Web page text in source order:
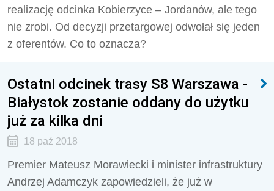
realizację odcinka Kobierzyce – Jordanów, ale tego
nie zrobi. Od decyzji przetargowej odwołał się jeden
z oferentów. Co to oznacza?
Ostatni odcinek trasy S8 Warszawa -
Białystok zostanie oddany do użytku
już za kilka dni
18 paź 2018
Premier Mateusz Morawiecki i minister infrastruktury
Andrzej Adamczyk zapowiedzieli, że już w